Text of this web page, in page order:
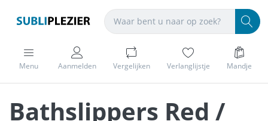
Menu Aanmelden Vergelijken Verlanglijstje Mandje
Bathslippers Red /